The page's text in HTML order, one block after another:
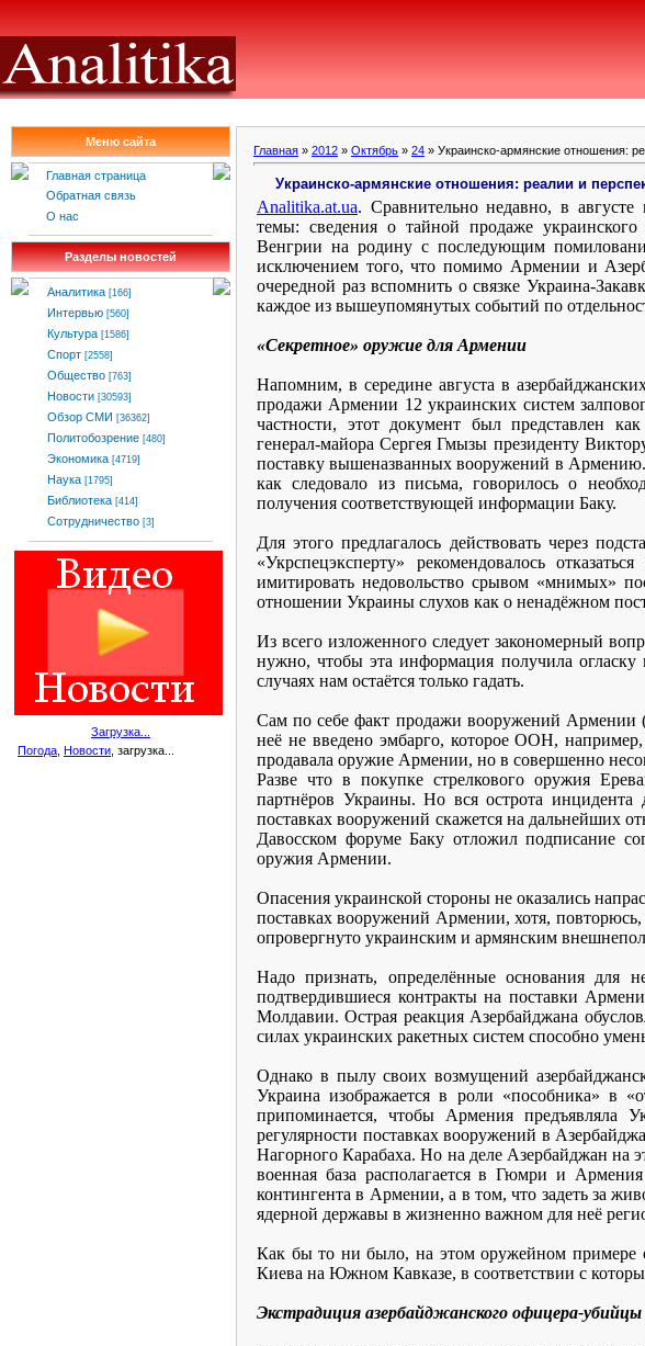
Меню сайта
Главная страница
Обратная связь
О нас
Разделы новостей
Аналитика [166]
Интервью [560]
Культура [1586]
Спорт [2558]
Общество [763]
Новости [30593]
Обзор СМИ [36362]
Политобозрение [480]
Экономика [4719]
Наука [1795]
Библиотека [414]
Сотрудничество [3]
Загрузка...
Погода Новости , загрузка...
Главная » 2012 » Октябрь » 24 » Украинско-армянские отношения:
Украинско-армянские отношения: реалии и
Analitika.at.ua. Сравнительно недавно, в
темы: сведения о тайной продаже
Венгрии на родину с последующим
исключением того, что помимо Армении и
очередной раз вспомнить о связке Украина-
каждое из вышеупомянутых событий по
«Секретное» оружие для Армении
Напомним, в середине августа в
продажи Армении 12 украинских систем
частности, этот документ был представлен
генерал-майора Сергея Гмызы президенту
поставку вышеназванных вооружений в
как следовало из письма, говорилось о
получения соответствующей информации Баку.
Для этого предлагалось действовать через
«Укрспецэксперту» рекомендовалось
имитировать недовольство срывом «мнимых»
отношении Украины слухов как о ненадёжном
Из всего изложенного следует закономерный
нужно, чтобы эта информация получила
случаях нам остаётся только гадать.
Сам по себе факт продажи вооружений Армении
неё не введено эмбарго, которое ООН,
продавала оружие Армении, но в совершенно
Разве что в покупке стрелкового оружия
партнёров Украины. Но вся острота инцидента
поставках вооружений скажется на дальнейших
Давосском форуме Баку отложил подписание
оружия Армении.
Опасения украинской стороны не оказались
поставках вооружений Армении, хотя,
опровергнуто украинским и армянским
Надо признать, определённые основания для
подтвердившиеся контракты на поставки
Молдавии. Острая реакция Азербайджана
силах украинских ракетных систем способно
Однако в пылу своих возмущений
Украина изображается в роли «пособника» в
припоминается, чтобы Армения предъявляла
регулярности поставках вооружений в
Нагорного Карабаха. Но на деле Азербайджан на
военная база располагается в Гюмри и
контингента в Армении, а в том, что задеть за
ядерной державы в жизненно важном для неё
Как бы то ни было, на этом оружейном примере
Киева на Южном Кавказе, в соответствии с
Экстрадиция азербайджанского офицера-